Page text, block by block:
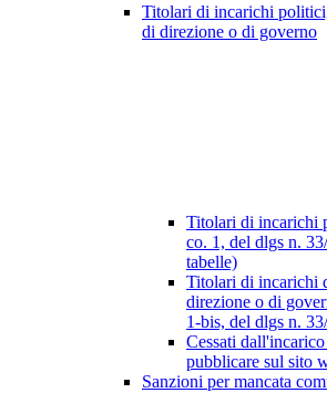
Titolari di incarichi
di direzione o di governo
Titolari di incarichi
co. 1, del dlgs n.
tabelle)
Titolari di incarichi
direzione o di
1-bis, del dlgs n.
Cessati
pubblicare sul sito
Sanzioni per mancata